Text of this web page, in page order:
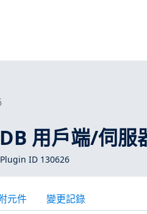
用戶端/伺服
ID 130626
元件 變更記錄